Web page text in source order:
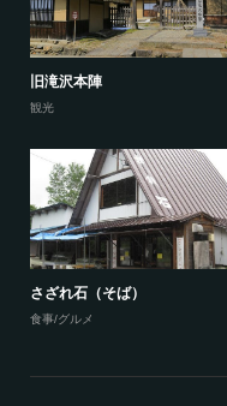
旧滝沢本陣
観光
さざれ石（そば）
食事/グルメ